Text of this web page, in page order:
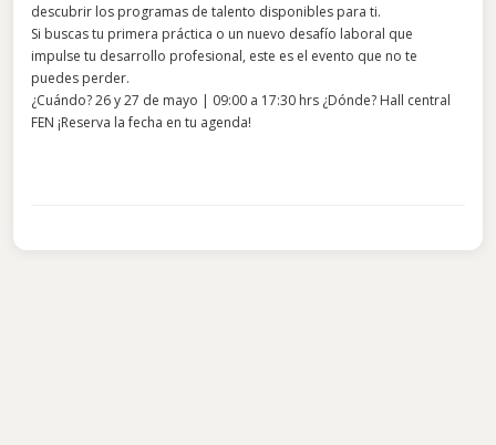
descubrir los programas de talento disponibles para ti.
Si buscas tu primera práctica o un nuevo desafío laboral que
impulse tu desarrollo profesional, este es el evento que no te
puedes perder.
¿Cuándo? 26 y 27 de mayo | 09:00 a 17:30 hrs ¿Dónde? Hall central
FEN ¡Reserva la fecha en tu agenda!